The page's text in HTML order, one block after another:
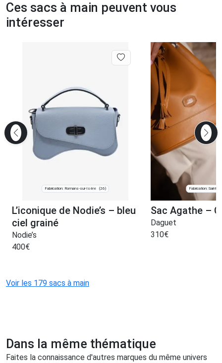
Ces sacs à main peuvent vous
intéresser
Fabrication: Romans-sur-Isère (26)
L’iconique de Nodie’s – bleu
ciel grainé
Nodie’s
400€
Fabrication: Saint-
Sac Agathe –
Daguet
310€
Voir les 179 sacs à main
Dans la même thématique
Faites la connaissance d'autres marques du même univers